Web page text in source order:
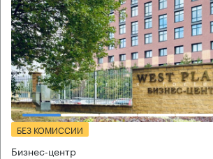
БЕЗ КОМИССИИ
Бизнес-центр